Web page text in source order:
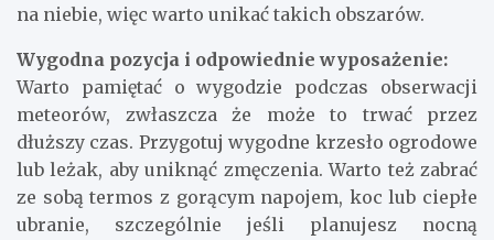
na niebie, więc warto unikać takich obszarów.
Wygodna pozycja i odpowiednie wyposażenie:
Warto pamiętać o wygodzie podczas obserwacji
meteorów, zwłaszcza że może to trwać przez
dłuższy czas. Przygotuj wygodne krzesło ogrodowe
lub leżak, aby uniknąć zmęczenia. Warto też zabrać
ze sobą termos z gorącym napojem, koc lub ciepłe
ubranie, szczególnie jeśli planujesz nocną